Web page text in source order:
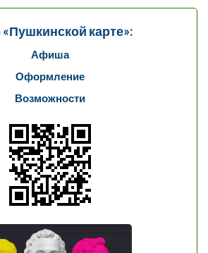
«Пушкинской карте»:
Афиша
Оформление
Возможности